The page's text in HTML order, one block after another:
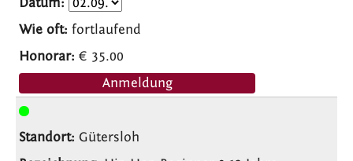
fortlaufend
€ 35.00
Anmeldung
Gütersloh